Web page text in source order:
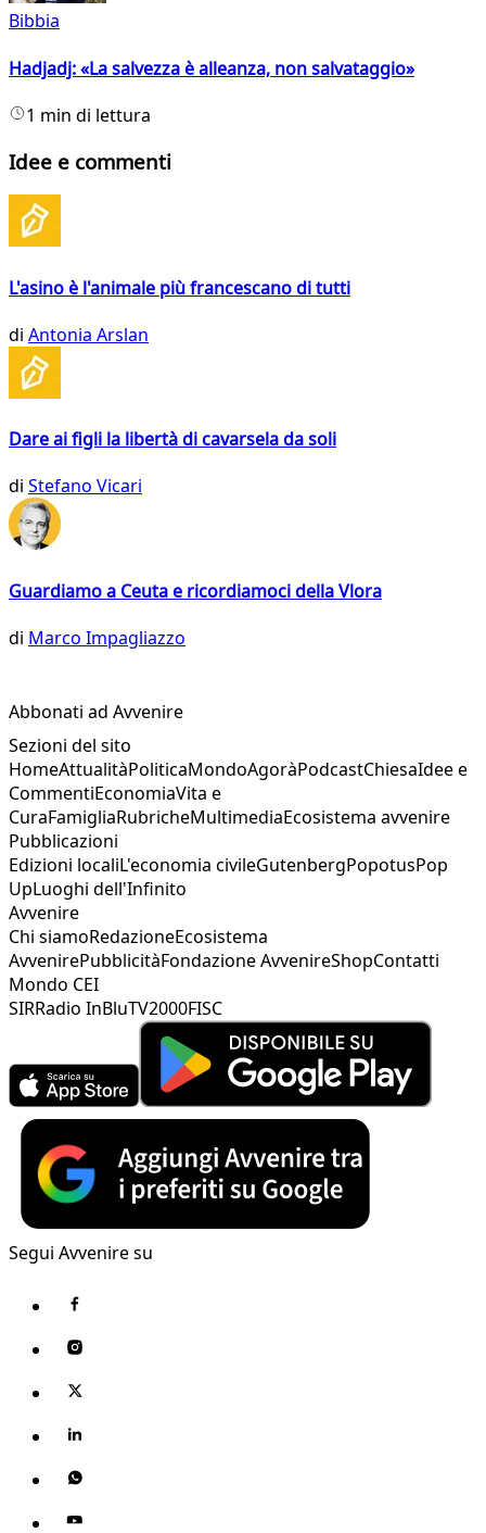
Bibbia
Hadjadj: «La salvezza è alleanza, non salvataggio»
1 min di lettura
Idee e commenti
L'asino è l'animale più francescano di tutti
di Antonia Arslan
Dare ai figli la libertà di cavarsela da soli
di Stefano Vicari
Guardiamo a Ceuta e ricordiamoci della Vlora
di Marco Impagliazzo
Abbonati ad Avvenire
Sezioni del sito
HomeAttualitàPoliticaMondoAgoràPodcastChiesaIdee e
CommentiEconomiaVita e
CuraFamigliaRubricheMultimediaEcosistema avvenire
Pubblicazioni
Edizioni localiL'economia civileGutenbergPopotusPop
UpLuoghi dell'Infinito
Avvenire
Chi siamoRedazioneEcosistema
AvvenirePubblicitàFondazione AvvenireShopContatti
Mondo CEI
SIRRadio InBluTV2000FISC
Segui Avvenire su